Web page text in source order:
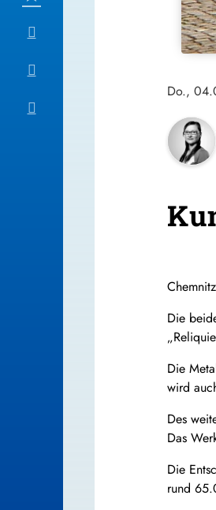
Do.,
Die
Die
wird
Des
Das
Die
rund